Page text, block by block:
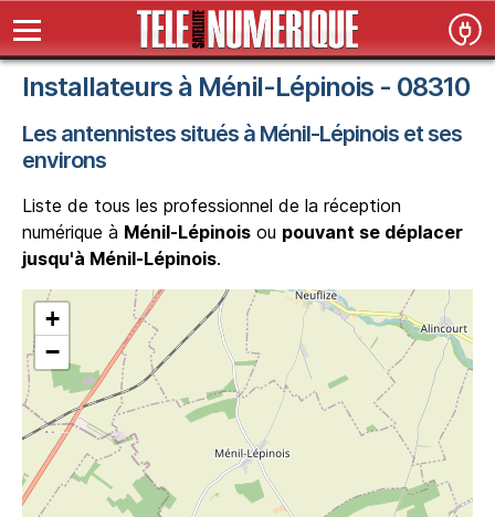
Installateurs à Ménil-Lépinois - 08310
Les antennistes situés à Ménil-Lépinois et ses
environs
Liste de tous les professionnel de la réception
numérique à Ménil-Lépinois ou pouvant se déplacer
jusqu'à Ménil-Lépinois.
+
−